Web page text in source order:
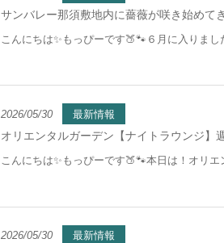
サンバレー那須敷地内に薔薇が咲き始めて
こんにちは✨もっぴーです🍑🐾６月に入りま
2026/05/30 最新情報
オリエンタルガーデン【ナイトラウンジ】
こんにちは✨もっぴーです🍑🐾本日は！オリ
2026/05/30 最新情報